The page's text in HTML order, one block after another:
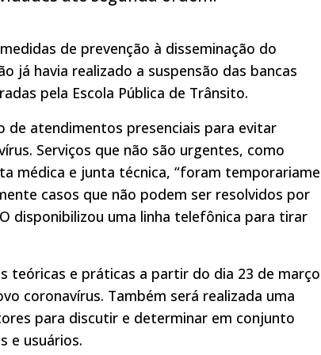
de prevenção à disseminação do
já havia realizado a suspensão das bancas
pela Escola Pública de Trânsito.
de atendimentos presenciais para evitar
Serviços que não são urgentes, como
médica e junta técnica, “foram
casos que não podem ser resolvidos por
disponibilizou uma linha telefônica para tirar
teóricas e práticas a partir do dia 23 de
coronavírus. Também será realizada uma
para discutir e determinar em conjunto
e usuários.